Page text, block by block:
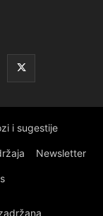
i sugestije
Newsletter